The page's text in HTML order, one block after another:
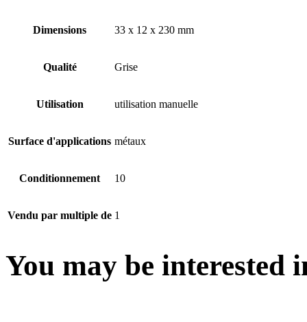
Dimensions 33 x 12 x 230 mm
Qualité Grise
Utilisation utilisation manuelle
Surface d'applications métaux
Conditionnement 10
Vendu par multiple de 1
You may be interested